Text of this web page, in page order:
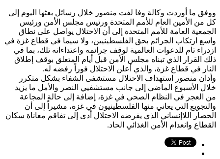
ووفق ما أوردت وكالة وفا لفت منصور خلال رسائل بعثها اليوم إلى
كل من الأمين العام للأمم المتحدة ورئيس مجلس الأمن ورئيس
الجمعية العامة للأمم المتحدة إلى أن الاحتلال يواصل على نطاق
واسع ارتكاب الجرائم بحق الفلسطينيين، ولا سيما في قطاع غزة في
ازدراء تام للدعوات العالمية لوقف جرائمه واعتداءاته تلك، بما في
ذلك القرار الذي تبناه مجلس الأمن قبل أيام المتعلق بوقف إطلاق
النار في قطاع غزة، والذي أعلن الاحتلال فوراً رفضه له.
وأدان منصور استهداف الاحتلال مستشفى الشفاء بشكل متكرر
خلال الأسبوع الماضي إلى جانب مستشفيي النصر والأمل ما يزيد
من العجر في النظام الصحي في غزة، إضافة إلى حالة المجاعة
والتجويع التي يعاني منها الفلسطينيون في غزة، مشيراً إلى أن
الحصار اللاإنساني الذي يفرضه الاحتلال أدى إلى تفاقم معاناة سكان
القطاع وانعدام الأمن الغذائي الحاد.